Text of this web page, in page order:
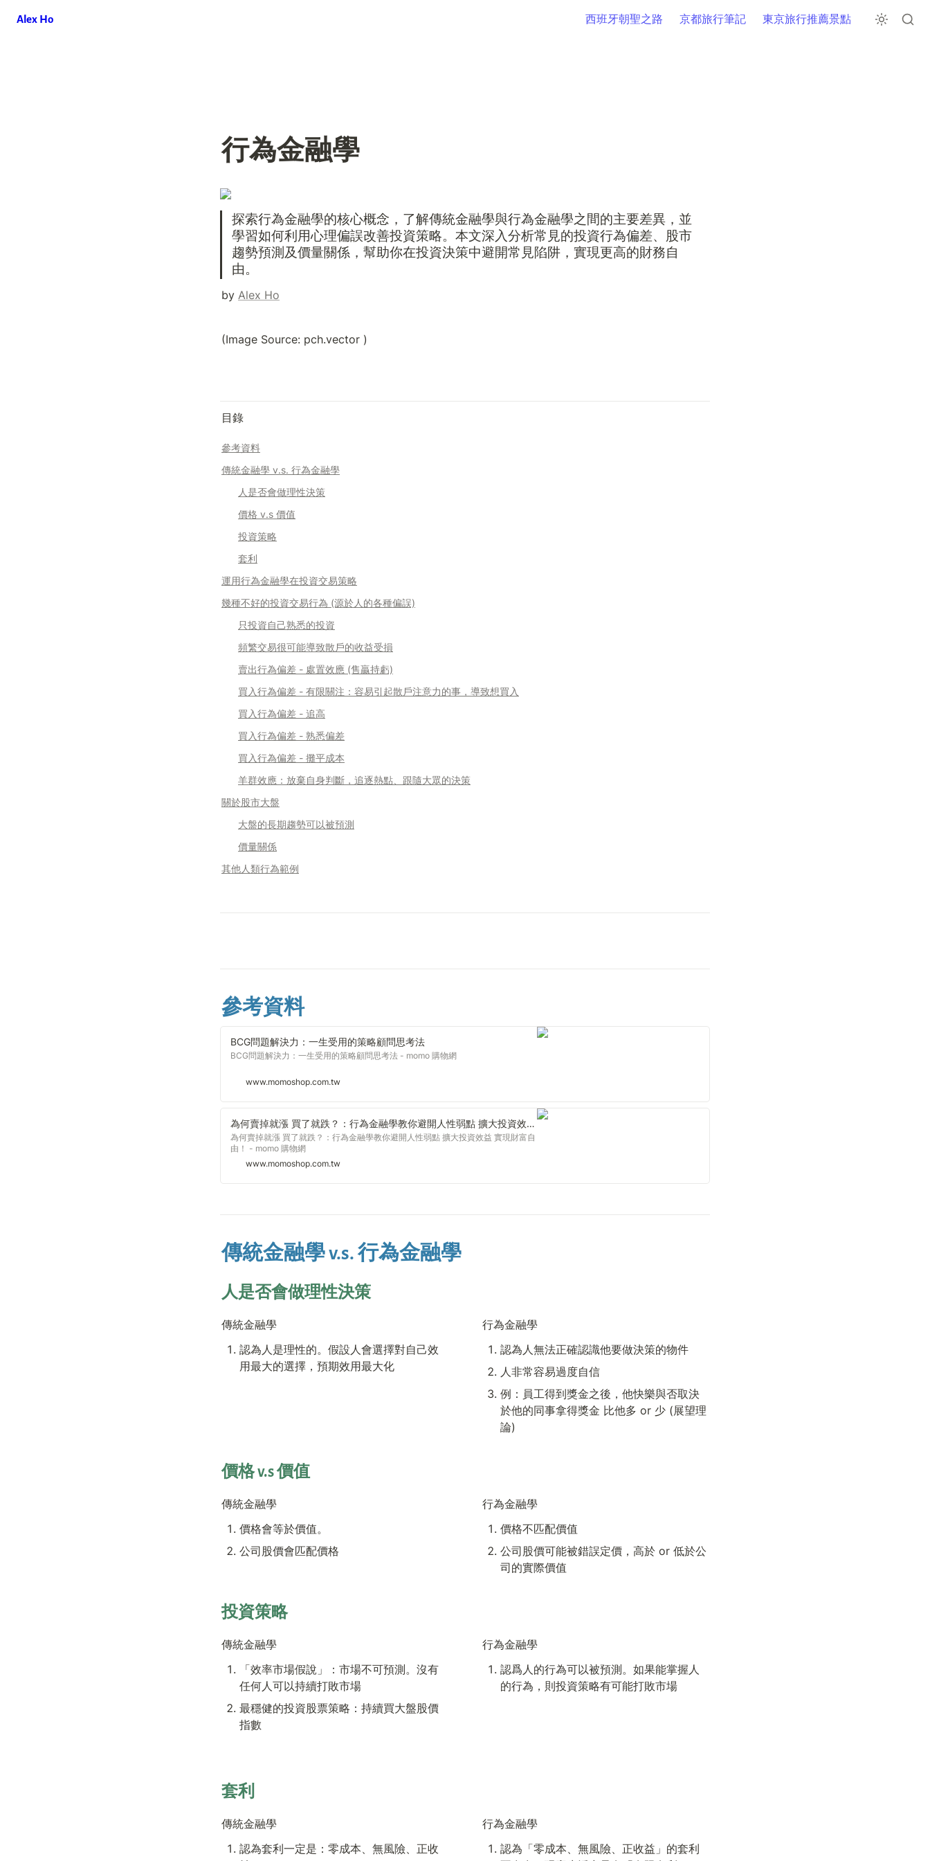
Alex Ho 西班牙朝聖之路 京都旅行筆記 東京旅行推薦景點
行為金融學
探索行為金融學的核心概念，了解傳統金融學與行為金融學之間的主要差異，並
學習如何利用心理偏誤改善投資策略。本文深入分析常見的投資行為偏差、股市
趨勢預測及價量關係，幫助你在投資決策中避開常見陷阱，實現更高的財務自
由。
by Alex Ho
(Image Source: pch.vector )
目錄
參考資料
傳統金融學 v.s. 行為金融學
人是否會做理性決策
價格 v.s 價值
投資策略
套利
運用行為金融學在投資交易策略
幾種不好的投資交易行為 (源於人的各種偏誤)
只投資自己熟悉的投資
頻繁交易很可能導致散戶的收益受損
賣出行為偏差 - 處置效應 (售贏持虧)
買入行為偏差 - 有限關注：容易引起散戶注意力的事，導致想買入
買入行為偏差 - 追高
買入行為偏差 - 熟悉偏差
買入行為偏差 - 攤平成本
羊群效應：放棄自身判斷，追逐熱點、跟隨大眾的決策
關於股市大盤
大盤的長期趨勢可以被預測
價量關係
其他人類行為範例
參考資料
BCG問題解決力：一生受用的策略顧問思考法
BCG問題解決力：一生受用的策略顧問思考法 - momo 購物網
www.momoshop.com.tw
為何賣掉就漲 買了就跌？：行為金融學教你避開人性弱點 擴大投資效益 實現財富自由！
為何賣掉就漲 買了就跌？：行為金融學教你避開人性弱點 擴大投資效益 實現財富自
由！ - momo 購物網
www.momoshop.com.tw
傳統金融學 v.s. 行為金融學
人是否會做理性決策
傳統金融學
認為人是理性的。假設人會選擇對自己效
用最大的選擇，預期效用最大化
行為金融學
認為人無法正確認識他要做決策的物件
人非常容易過度自信
例：員工得到獎金之後，他快樂與否取決
於他的同事拿得獎金 比他多 or 少 (展望理
論)
價格 v.s 價值
傳統金融學
價格會等於價值。
公司股價會匹配價格
行為金融學
價格不匹配價值
公司股價可能被錯誤定價，高於 or 低於公
司的實際價值
投資策略
傳統金融學
「效率市場假說」：市場不可預測。沒有
任何人可以持續打敗市場
最穩健的投資股票策略：持續買大盤股價
指數
行為金融學
認爲人的行為可以被預測。如果能掌握人
的行為，則投資策略有可能打敗市場
套利
傳統金融學
認為套利一定是：零成本、無風險、正收
行為金融學
認為「零成本、無風險、正收益」的套利